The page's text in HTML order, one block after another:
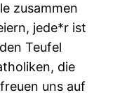
zusammen
jede*r ist
Teufel
die
uns auf